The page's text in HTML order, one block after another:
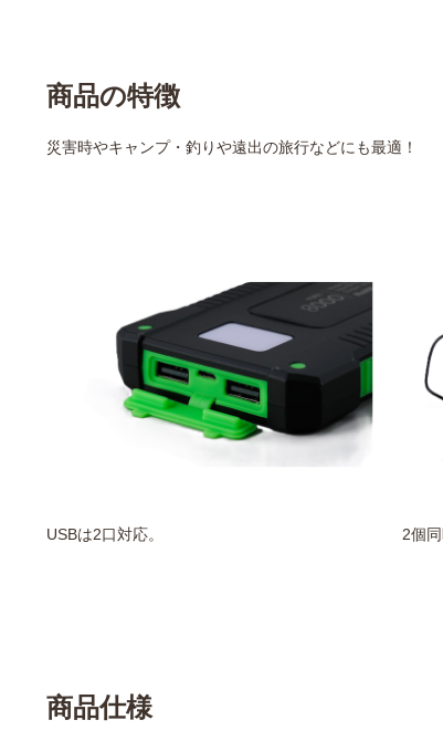
商品の特徴
災害時やキャンプ・釣りや遠出の旅行などにも最適！
USBは2口対応。 2個
商品仕様